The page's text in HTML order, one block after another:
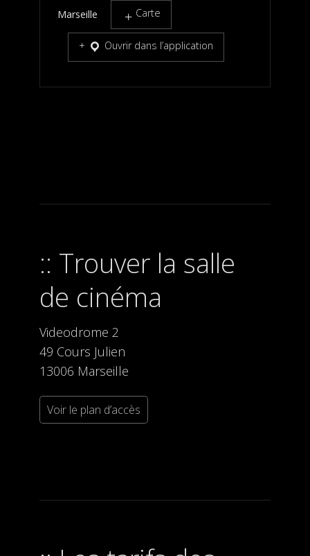
Marseille
Carte
Ouvrir dans l’application
Trouver la salle
de cinéma
Videodrome 2
49 Cours Julien
13006 Marseille
Voir le plan d’accès